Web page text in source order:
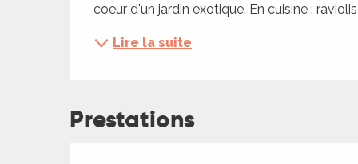
coeur d'un jardin exotique. En cuisine :
Lire la suite
Prestations